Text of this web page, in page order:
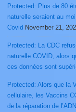
Protected: Plus de 80
naturelle seraient au
Covid November 21,
Protected: La CDC
naturelle COVID, alors
ces données sont
Protected: Alors que la
cellulaire, les Vaccins
de la réparation de l’ADN